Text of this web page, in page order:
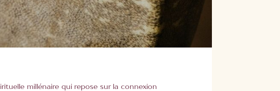
millénaire qui repose sur la connexion